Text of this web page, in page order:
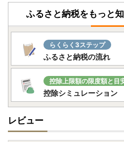
備考欄に必ずご入力ください。原
す。
・お客様のご都合によるキャンセ
はできかねますので、あらかじめ
・万が一、返礼品のお届け時に破
った場合は、速やかに下記記載の
い合わせ窓口』までご連絡くださ
【ご郵送いただいたワンストップ
ついて】
※ご郵送いただいたワンストップ
ふるさと納税をもっと
らくらく3ステップ
ふるさと納税の流れ
控除上限額の限度額と目
控除シミュレーション
レビュー